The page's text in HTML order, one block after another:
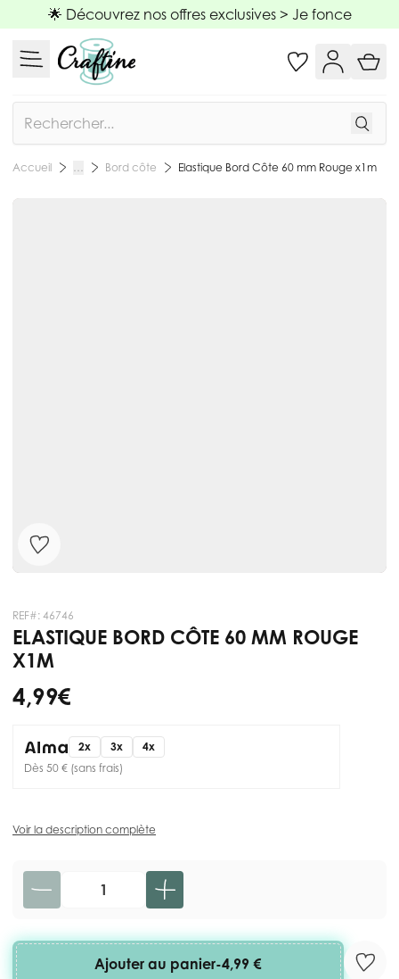
Allez au contenu
🌟 Découvrez nos offres exclusives > Je fonce
Accueil … Bord côte Elastique Bord Côte 60 mm Rouge x1m
REF#: 46746
ELASTIQUE BORD CÔTE 60 MM ROUGE
X1M
4,99 €
2x 3x
4x
Dès 50 € (sans frais)
Voir la description complète
Quantité
Ajouter au panier-4,99 €